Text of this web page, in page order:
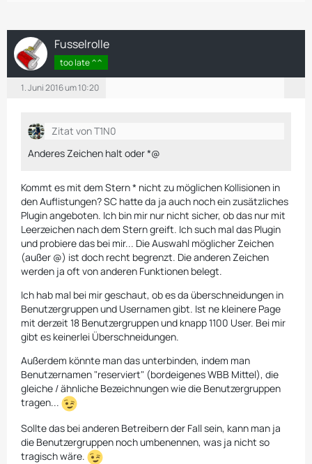
Fusselrolle
too late ^^
1. Juni 2016 um 10:20
Zitat von T1N0
Anderes Zeichen halt oder *@
Kommt es mit dem Stern * nicht zu möglichen Kollisionen in
den Auflistungen? SC hatte da ja auch noch ein zusätzliches
Plugin angeboten. Ich bin mir nur nicht sicher, ob das nur mit
Leerzeichen nach dem Stern greift. Ich such mal das Plugin
und probiere das bei mir... Die Auswahl möglicher Zeichen
(außer @) ist doch recht begrenzt. Die anderen Zeichen
werden ja oft von anderen Funktionen belegt.
Ich hab mal bei mir geschaut, ob es da überschneidungen in
Benutzergruppen und Usernamen gibt. Ist ne kleinere Page
mit derzeit 18 Benutzergruppen und knapp 1100 User. Bei mir
gibt es keinerlei Überschneidungen.
Außerdem könnte man das unterbinden, indem man
Benutzernamen "reserviert" (bordeigenes WBB Mittel), die
gleiche / ähnliche Bezeichnungen wie die Benutzergruppen
tragen...
Sollte das bei anderen Betreibern der Fall sein, kann man ja
die Benutzergruppen noch umbenennen, was ja nicht so
tragisch wäre.